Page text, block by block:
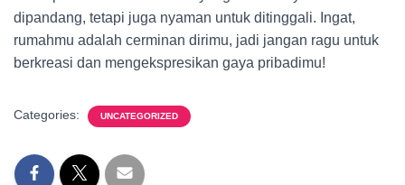
dipandang, tetapi juga nyaman untuk ditinggali. Ingat,
rumahmu adalah cerminan dirimu, jadi jangan ragu untuk
berkreasi dan mengekspresikan gaya pribadimu!
Categories: UNCATEGORIZED